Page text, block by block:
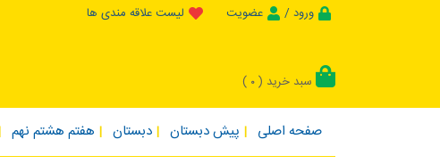
ورود / عضویت لیست علاقه مندی ها
سبد خرید ( 0
)
صفحه اصلی پیش دبستان دبستان هفتم هشتم نهم